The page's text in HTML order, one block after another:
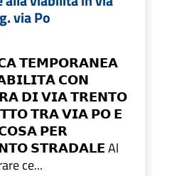
via Po
𝗧𝗘𝗠𝗣𝗢𝗥𝗔𝗡𝗘𝗔
𝗖𝗢𝗡
𝗗𝗜 𝗩𝗜𝗔 𝗧𝗥𝗘𝗡𝗧𝗢
𝗧𝗥𝗔 𝗩𝗜𝗔 𝗣𝗢 𝗘
𝗣𝗘𝗥
𝗦𝗧𝗥𝗔𝗗𝗔𝗟𝗘 Al
ce...